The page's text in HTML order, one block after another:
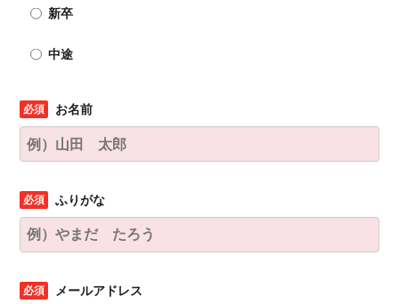
新卒
中途
お名前
ふりがな
メールアドレス